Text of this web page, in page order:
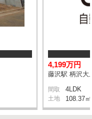
4,199万円
藤沢駅 柄沢大
間取 4LDK
土地 108.37㎡